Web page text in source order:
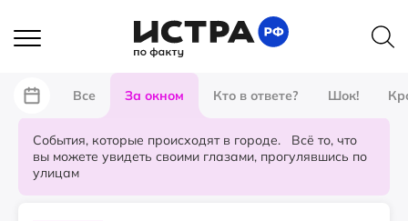
Все За окном Кто в ответе? Шок!
События, которые происходят в городе. Всё то, что
вы можете увидеть своими глазами, прогулявшись по
улицам